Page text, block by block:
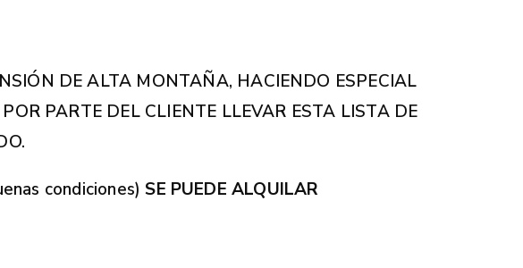
DE ALTA MONTAÑA, HACIENDO ESPECIAL
PARTE DEL CLIENTE LLEVAR ESTA LISTA DE
condiciones)SE PUEDE ALQUILAR